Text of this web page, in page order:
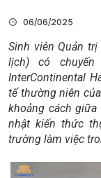
06/06/2025
Sinh viên Quản
lịch) có
InterContinental
tế thường niên
khoảng cách
nhật kiến thức
trường làm việc